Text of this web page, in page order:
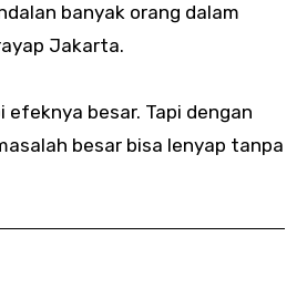
banyak orang dalam
Jakarta.
efeknya besar. Tapi dengan
besar bisa lenyap tanpa